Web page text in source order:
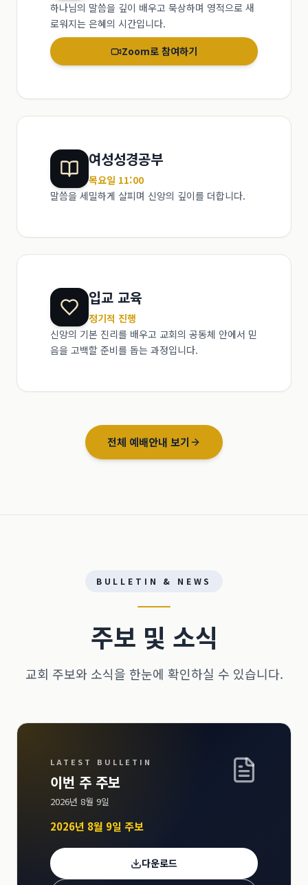
하나님의 말씀을 깊이 배우고 묵상하며 영적으로 새
로워지는 은혜의 시간입니다.
Zoom로 참여하기
여성성경공부
목요일 11:00
말씀을 세밀하게 살피며 신앙의 깊이를 더합니다.
입교 교육
정기적 진행
신앙의 기본 진리를 배우고 교회의 공동체 안에서 믿
음을 고백할 준비를 돕는 과정입니다.
전체 예배안내 보기
BULLETIN & NEWS
주보 및 소식
교회 주보와 소식을 한눈에 확인하실 수 있습니다.
LATEST BULLETIN
이번 주 주보
2026년 8월 9일
2026년 8월 9일 주보
다운로드